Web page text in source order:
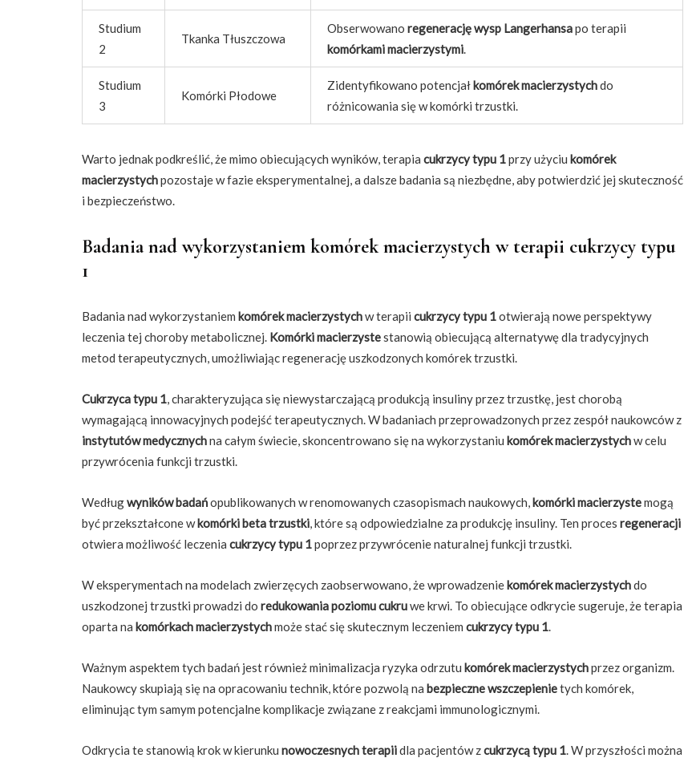
Studium
2
Tkanka Tłuszczowa
Obserwowano regenerację wysp Langerhansapo terapii
komórkami macierzystymi.
Studium
3
Komórki Płodowe
Zidentyfikowano potencjałkomórek macierzystychdo
różnicowania się w komórki trzustki.
Warto jednak podkreślić, że mimo obiecujących wyników, terapia cukrzycy typu 1przy użyciu komórek
macierzystychpozostaje w fazie eksperymentalnej, a dalsze badania są niezbędne, aby potwierdzić jej skuteczność
i bezpieczeństwo.
Badania nad wykorzystaniem komórek macierzystych w terapii cukrzycy typu
1
Badania nad wykorzystaniem komórek macierzystychw terapii cukrzycy typu 1otwierają nowe perspektywy
leczenia tej choroby metabolicznej. Komórki macierzystestanowią obiecującą alternatywę dla tradycyjnych
metod terapeutycznych, umożliwiając regenerację uszkodzonych komórek trzustki.
Cukrzyca typu 1, charakteryzująca się niewystarczającą produkcją insuliny przez trzustkę, jest chorobą
wymagającą innowacyjnych podejść terapeutycznych. W badaniach przeprowadzonych przez zespół naukowców z
instytutów medycznychna całym świecie, skoncentrowano się na wykorzystaniu komórek macierzystychw celu
przywrócenia funkcji trzustki.
Wedługwyników badańopublikowanych w renomowanych czasopismach naukowych,komórki macierzystemogą
być przekształcone wkomórki beta trzustki, które są odpowiedzialne za produkcję insuliny. Ten proces regeneracji
otwiera możliwość leczenia cukrzycy typu 1poprzez przywrócenie naturalnej funkcji trzustki.
W eksperymentach na modelach zwierzęcych zaobserwowano, że wprowadzeniekomórek macierzystychdo
uszkodzonej trzustki prowadzi do redukowania poziomu cukruwe krwi. To obiecujące odkrycie sugeruje, że terapia
oparta na komórkach macierzystychmoże stać się skutecznym leczeniem cukrzycy typu 1.
Ważnym aspektem tych badań jest również minimalizacja ryzyka odrzutu komórek macierzystychprzez organizm.
Naukowcy skupiają się na opracowaniu technik, które pozwolą na bezpieczne wszczepienietych komórek,
eliminując tym samym potencjalne komplikacje związane z reakcjami immunologicznymi.
Odkrycia te stanowią krok w kierunku nowoczesnych terapiidla pacjentów zcukrzycą typu 1. W przyszłości można